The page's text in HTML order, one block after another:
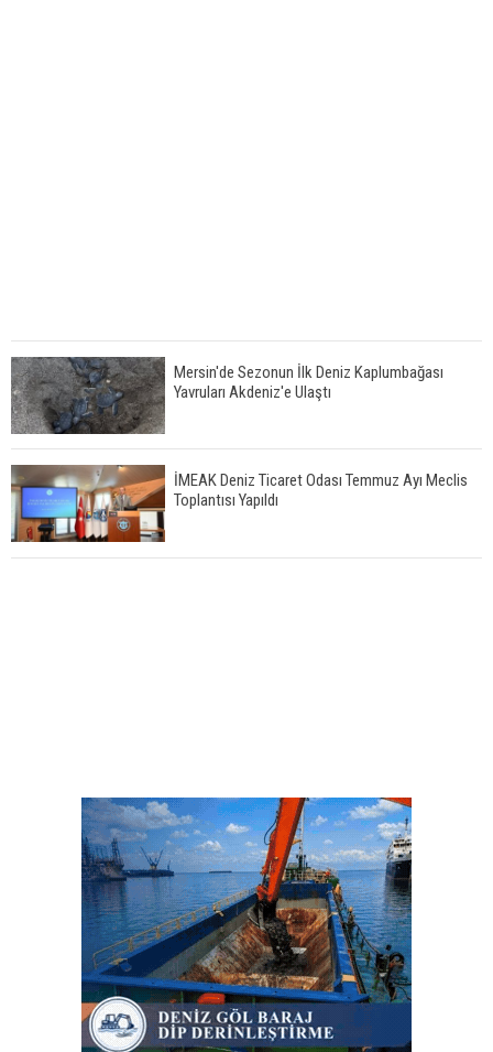
Mersin'de Sezonun İlk Deniz Kaplumbağası
Yavruları Akdeniz'e Ulaştı
İMEAK Deniz Ticaret Odası Temmuz Ayı Meclis
Toplantısı Yapıldı